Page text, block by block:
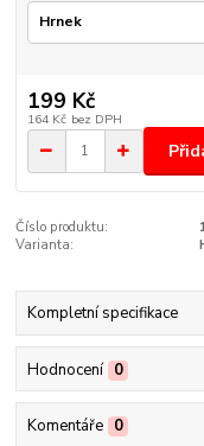
199 Kč
164 Kč bez DPH
Číslo produktu:
Varianta:
Kompletní specifikace
Hodnocení 0
Komentáře 0